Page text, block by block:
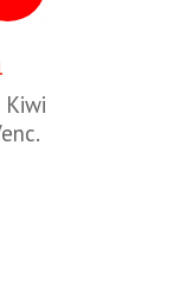
Kiwi